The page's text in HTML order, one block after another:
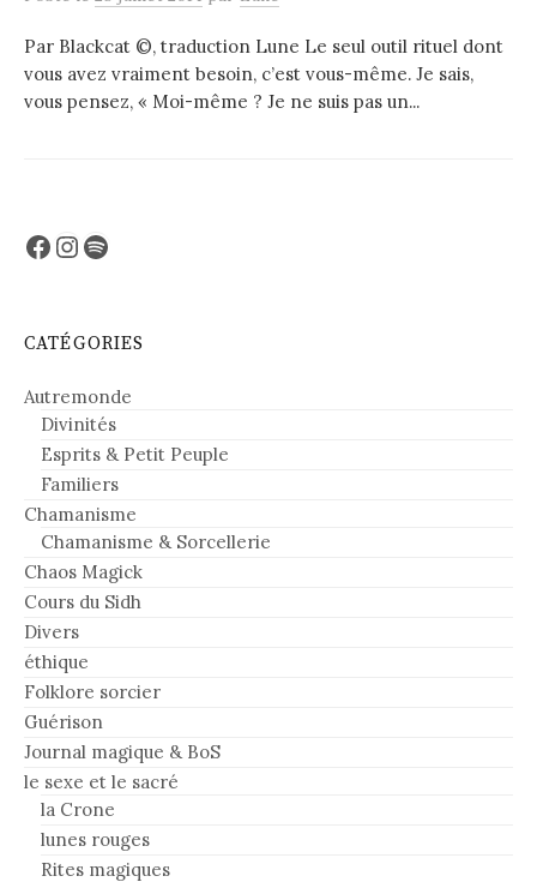
Par Blackcat ©, traduction Lune Le seul outil rituel dont
vous avez vraiment besoin, c’est vous-même. Je sais,
vous pensez, « Moi-même ? Je ne suis pas un...
Facebook
Instagram
Spotify
CATÉGORIES
Autremonde
Divinités
Esprits & Petit Peuple
Familiers
Chamanisme
Chamanisme & Sorcellerie
Chaos Magick
Cours du Sidh
Divers
éthique
Folklore sorcier
Guérison
Journal magique & BoS
le sexe et le sacré
la Crone
lunes rouges
Rites magiques